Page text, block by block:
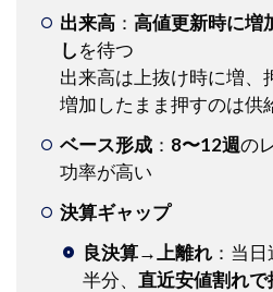
出来高 ：高値更新時に増
しを待つ
出来高は上抜け時に増、
増加したまま押すのは供
ベース形成 ： 8〜12週の
功率が高い
決算ギャップ
良決算→上離れ：当日
半分、 直近安値割れで